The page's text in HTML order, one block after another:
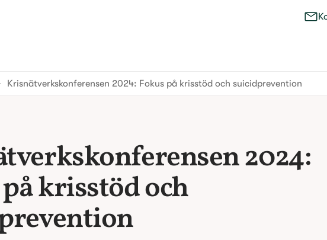
Krisnätverkskonferensen 2024: Fokus på krisstöd och suicidprevention
2024:
krisstöd och